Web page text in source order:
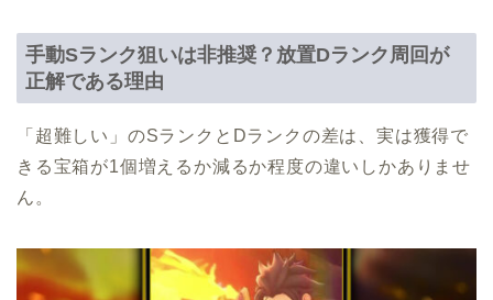
手動Sランク狙いは非推奨？放置Dランク周回が
正解である理由
「超難しい」のSランクとDランクの差は、実は獲得で
きる宝箱が1個増えるか減るか程度の違いしかありませ
ん。